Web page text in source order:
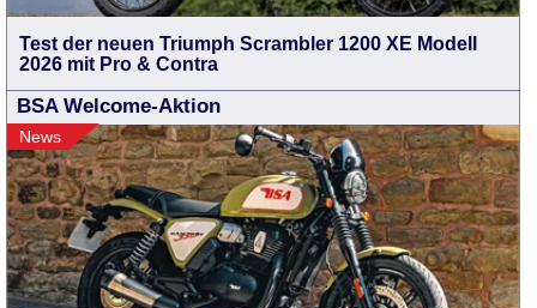
Test der neuen Triumph Scrambler 1200 XE Modell
2026 mit Pro & Contra
BSA Welcome-Aktion
News